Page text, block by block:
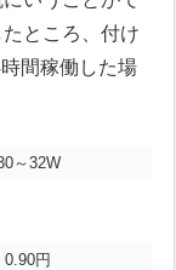
ところ、付け
間稼働した場
～32W
0.90円